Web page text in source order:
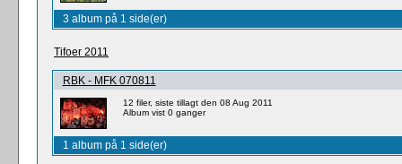
3 album på 1 side(er)
Tifoer 2011
RBK - MFK 070811
12 filer, siste tillagt den 08 Aug 2011
Album vist 0 ganger
1 album på 1 side(er)